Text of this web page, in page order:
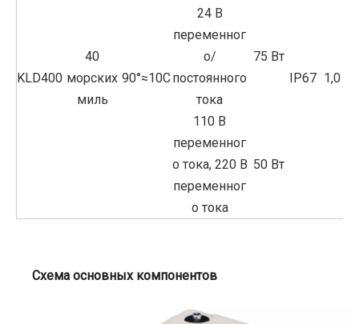
KLD400
40
морских
миль
90°≈10С IP67 1,0
24 В
переменног
о/
постоянного
тока
75 Вт
110 В
переменног
о тока, 220 В
переменног
о тока
50 Вт
Схема основных компонентов